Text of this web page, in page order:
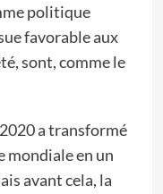
politique
favorable aux
sont, comme le
a transformé
mondiale en un
avant cela, la